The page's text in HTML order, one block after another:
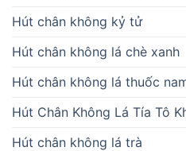
Hút chân không kỷ tử
Hút chân không lá chè xanh
Hút chân không lá thuốc
Hút Chân Không Lá Tía Tô
Hút chân không lá trà